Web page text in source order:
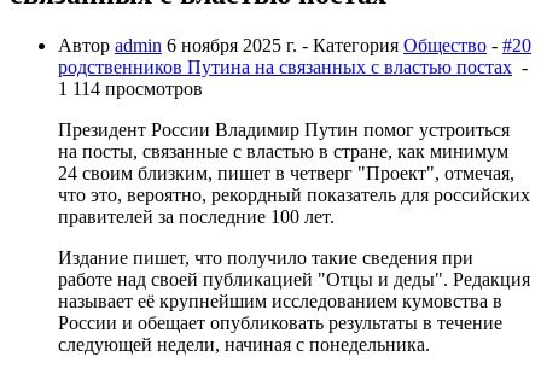
Автор admin 6 ноября 2025 г. - Категория Общество - #20
родственников Путина на связанных с властью постах -
1 114 просмотров
Президент России Владимир Путин помог устроиться
на посты, связанные с властью в стране, как минимум
24 своим близким, пишет в четверг "Проект", отмечая,
что это, вероятно, рекордный показатель для российских
правителей за последние 100 лет.
Издание пишет, что получило такие сведения при
работе над своей публикацией "Отцы и деды". Редакция
называет её крупнейшим исследованием кумовства в
России и обещает опубликовать результаты в течение
следующей недели, начиная с понедельника.